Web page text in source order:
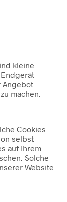
kleine
Angebot
machen.
Cookies
selbst
auf Ihrem
Solche
Website